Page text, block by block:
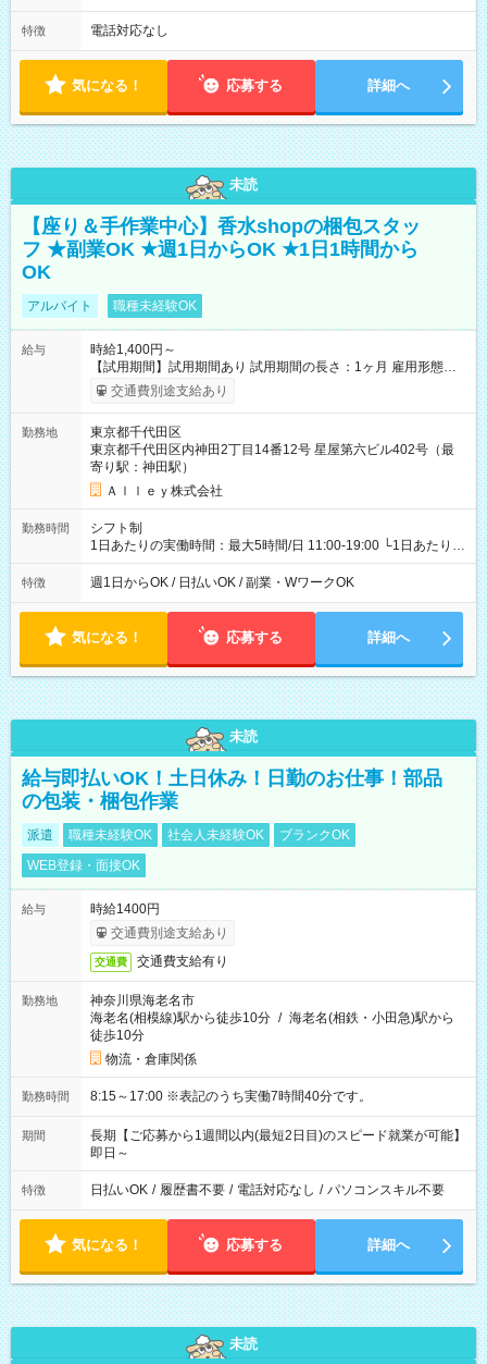
特徴 電話対応なし
気になる！ 応募する 詳細へ
未読
【座り＆手作業中心】香水shopの梱包スタッ
フ ★副業OK ★週1日からOK ★1日1時間から
OK
アルバイト 職種未経験OK
給与
時給1,400円～
【試用期間】試用期間あり 試用期間の長さ：1ヶ月 雇用形態、
給与は本採用時と同じです。
交通費別途支給あり
勤務地
東京都千代田区
東京都千代田区内神田2丁目14番12号 星屋第六ビル402号（最
寄り駅：神田駅）
Ａｌｌｅｙ株式会社
勤務時間
シフト制
1日あたりの実働時間：最大5時間/日 11:00-19:00 └1日あたりの
実働時間：1-5時間 └上記の時間帯内であれば、いつでも勤務可
能！ └平日・土曜日の中で、お好きな曜日でご勤務いただけま
18:00 などのように、自由な働き方が可能なお仕事です！
特徴 週1日からOK / 日払いOK / 副業・WワークOK
気になる！ 応募する 詳細へ
未読
給与即払いOK！土日休み！日勤のお仕事！部品
の包装・梱包作業
派遣 職種未経験OK 社会人未経験OK
ブランクOK
WEB登録・面接OK
給与
時給1400円
交通費別途支給あり
交通費 交通費支給有り
勤務地
神奈川県海老名市
海老名(相模線)駅から徒歩10分 / 海老名(相鉄・小田急)駅から
徒歩10分
物流・倉庫関係
勤務時間 8:15～17:00 ※表記のうち実働7時間40分です。
期間
長期【ご応募から1週間以内(最短2日目)のスピード就業が可能】
即日～
特徴 日払いOK / 履歴書不要 / 電話対応なし / パソコンスキル不要
気になる！ 応募する 詳細へ
未読